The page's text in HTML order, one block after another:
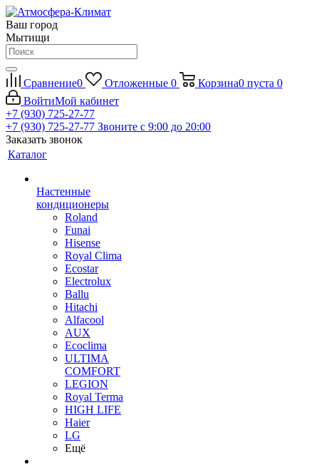
Ваш город
Мытищи
Сравнение0 Отложенные 0 Корзина0 пуста 0
ВойтиМой кабинет
+7 (930) 725-27-77
+7 (930) 725-27-77 Звоните с 9:00 до 20:00
Заказать звонок
Каталог
Настенные
кондиционеры
Roland
Funai
Hisense
Royal Clima
Ecostar
Electrolux
Ballu
Hitachi
Alfacool
AUX
Ecoclima
ULTIMA
COMFORT
LEGION
Royal Terma
HIGH LIFE
Haier
LG
Ещё